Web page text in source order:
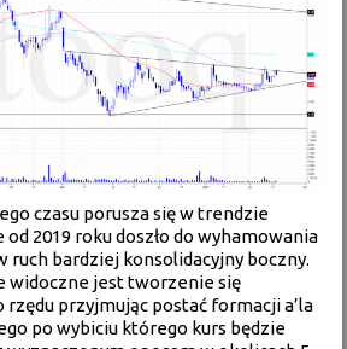
czasu porusza się w trendzie
2019 roku doszło do wyhamowania
ruch bardziej konsolidacyjny boczny.
widoczne jest tworzenie się
rzędu przyjmując postać formacji a’la
po wybiciu którego kurs będzie